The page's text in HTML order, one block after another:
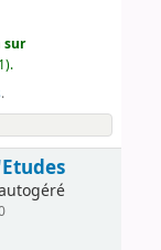
sur
.